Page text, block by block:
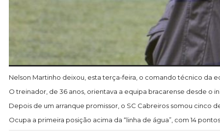
Nelson Martinho deixou, esta terça-feira, o comando técnico da
O treinador, de 36 anos, orientava a equipa bracarense desde o
Depois de um arranque promissor, o SC Cabreiros somou cinco
Ocupa a primeira posição acima da “linha de água”, com 14